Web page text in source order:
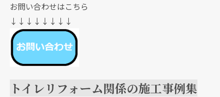
お問い合わせはこちら
↓↓↓↓↓↓↓↓
トイレリフォーム関係の施工事例集